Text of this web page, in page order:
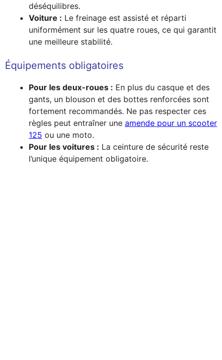
déséquilibres.
Voiture : Le freinage est assisté et réparti
uniformément sur les quatre roues, ce qui garantit
une meilleure stabilité.
Équipements obligatoires
Pour les deux-roues : En plus du casque et des
gants, un blouson et des bottes renforcées sont
fortement recommandés. Ne pas respecter ces
règles peut entraîner une amende pour un scooter
125 ou une moto.
Pour les voitures : La ceinture de sécurité reste
l’unique équipement obligatoire.